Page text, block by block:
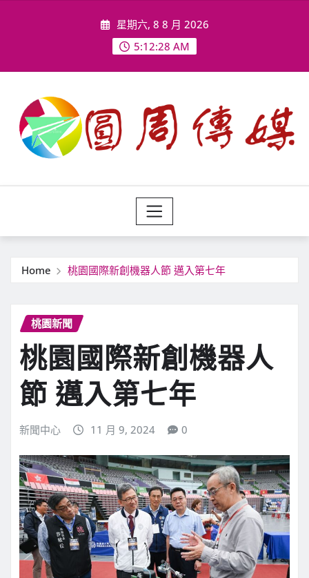
星期六, 8 8 月 2026
5:12:30 AM
Home 桃園國際新創機器人節 邁入第七年
桃園新聞
桃園國際新創機器人
節 邁入第七年
新聞中心 11 月 9, 2024 0